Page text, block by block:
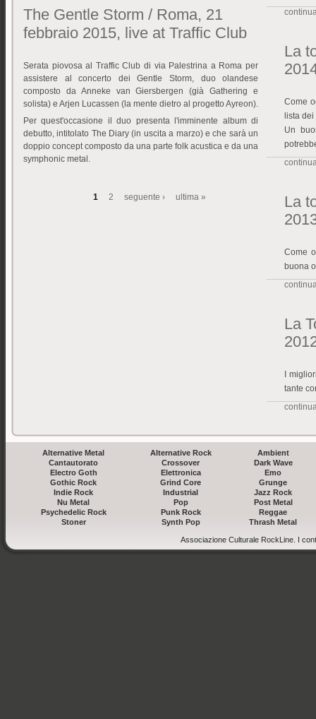
The Gentle Storm / Roma, 21
febbraio 2015, live at Traffic Club
Serata piovosa al Traffic Club di via Palestrina a Roma per
assistere al concerto dei Gentle Storm, duo olandese
composto da Anneke van Giersbergen (già Gathering e
solista) e Arjen Lucassen (la mente dietro al progetto Ayreon).
Per quest'occasione il duo presenta l'imminente album di
debutto, intitolato The Diary (in uscita a marzo) e che sarà un
doppio concept composto da una parte folk acustica e da una
symphonic metal.
1 2 seguente › ultima »
La
Come
lista
Un
La
Come
buona
La
I
tante
Alternative Metal Alternative Rock
Ambient
Cantautorato
Crossover
Dark Wave
Electro Goth
Elettronica
Emo
Gothic Rock
Grind Core
Grunge
Indie Rock
Industrial
Jazz Rock
Nu Metal
Pop
Post Metal
Psychedelic Rock
Punk Rock
Reggae
Stoner
Synth Pop Thrash Metal
Associazione Culturale RockLine. I